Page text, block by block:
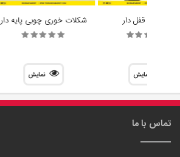
جا کاردی قفل دار
نمایش
شکلات خوری چوبی پایه دار
نمایش
تماس با ما